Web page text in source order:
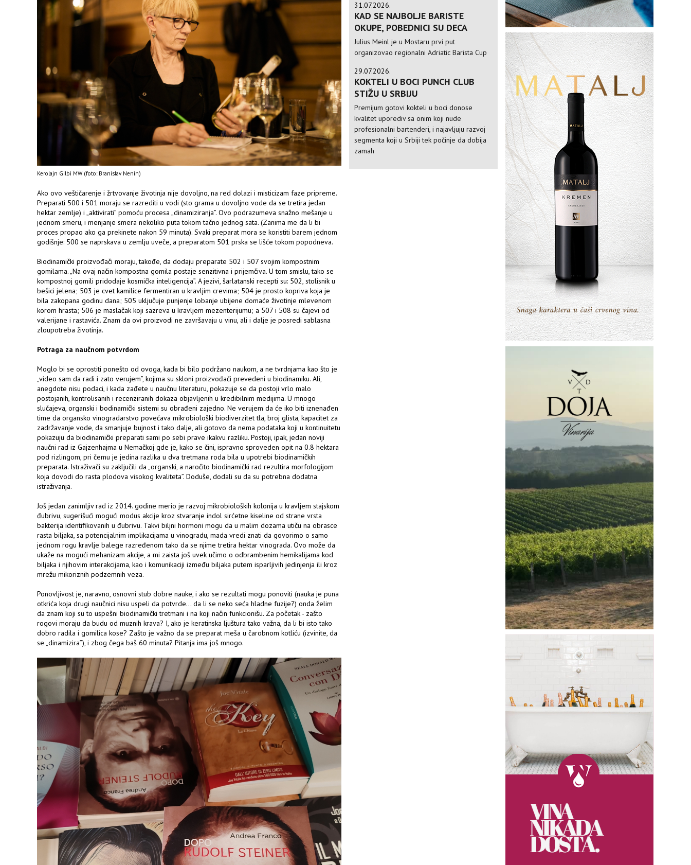
Kerolajn Gilbi MW (foto: Branislav Nenin)
Ako ovo veštičarenje i žrtvovanje životinja nije dovoljno, na red dolazi i misticizam faze pripreme.
Preparati 500 i 501 moraju se razrediti u vodi (sto grama u dovoljno vode da se tretira jedan
hektar zemlje) i „aktivirati” pomoću procesa „dinamiziranja”. Ovo podrazumeva snažno mešanje u
jednom smeru, i menjanje smera nekoliko puta tokom tačno jednog sata. (Zanima me da li bi
proces propao ako ga prekinete nakon 59 minuta). Svaki preparat mora se koristiti barem jednom
godišnje: 500 se naprskava u zemlju uveče, a preparatom 501 prska se lišće tokom popodneva.
Biodinamički proizvođači moraju, takođe, da dodaju preparate 502 i 507 svojim kompostnim
gomilama. „Na ovaj način kompostna gomila postaje senzitivna i prijemčiva. U tom smislu, tako se
kompostnoj gomili pridodaje kosmička inteligencija”. A jezivi, šarlatanski recepti su: 502, stolisnik u
bešici jelena; 503 je cvet kamilice fermentiran u kravljim crevima; 504 je prosto kopriva koja je
bila zakopana godinu dana; 505 uključuje punjenje lobanje ubijene domaće životinje mlevenom
korom hrasta; 506 je maslačak koji sazreva u kravljem mezenterijumu; a 507 i 508 su čajevi od
valerijane i rastavića. Znam da ovi proizvodi ne završavaju u vinu, ali i dalje je posredi sablasna
zloupotreba životinja.
Potraga za naučnom potvrdom
Moglo bi se oprostiti ponešto od ovoga, kada bi bilo podržano naukom, a ne tvrdnjama kao što je
„video sam da radi i zato verujem”, kojima su skloni proizvođači prevedeni u biodinamiku. Ali,
anegdote nisu podaci, i kada zađete u naučnu literaturu, pokazuje se da postoji vrlo malo
postojanih, kontrolisanih i recenziranih dokaza objavljenih u kredibilnim medijima. U mnogo
slučajeva, organski i bodinamički sistemi su obrađeni zajedno. Ne verujem da će iko biti iznenađen
time da organsko vinogradarstvo povećava mikrobiološki biodiverzitet tla, broj glista, kapacitet za
zadržavanje vode, da smanjuje bujnost i tako dalje, ali gotovo da nema podataka koji u kontinuitetu
pokazuju da biodinamički preparati sami po sebi prave ikakvu razliku. Postoji, ipak, jedan noviji
naučni rad iz Gajzenhajma u Nemačkoj gde je, kako se čini, ispravno sproveden opit na 0.8 hektara
pod rizlingom, pri čemu je jedina razlika u dva tretmana roda bila u upotrebi biodinamičkih
preparata. Istraživači su zaključili da „organski, a naročito biodinamički rad rezultira morfologijom
koja dovodi do rasta plodova visokog kvaliteta”. Doduše, dodali su da su potrebna dodatna
istraživanja.
Još jedan zanimljiv rad iz 2014. godine merio je razvoj mikrobioloških kolonija u kravljem stajskom
đubrivu, sugerišući mogući modus akcije kroz stvaranje indol sirćetne kiseline od strane vrsta
bakterija identifikovanih u đubrivu. Takvi biljni hormoni mogu da u malim dozama utiču na obrasce
rasta biljaka, sa potencijalnim implikacijama u vinogradu, mada vredi znati da govorimo o samo
jednom rogu kravlje balege razređenom tako da se njime tretira hektar vinograda. Ovo može da
ukaže na mogući mehanizam akcije, a mi zaista još uvek učimo o odbrambenim hemikalijama kod
biljaka i njihovim interakcijama, kao i komunikaciji između biljaka putem isparljivih jedinjenja ili kroz
mrežu mikoriznih podzemnih veza.
Ponovljivost je, naravno, osnovni stub dobre nauke, i ako se rezultati mogu ponoviti (nauka je puna
otkrića koja drugi naučnici nisu uspeli da potvrde... da li se neko seća hladne fuzije?) onda želim
da znam koji su to uspešni biodinamički tretmani i na koji način funkcionišu. Za početak - zašto
rogovi moraju da budu od muznih krava? I, ako je keratinska ljuštura tako važna, da li bi isto tako
dobro radila i gomilica kose? Zašto je važno da se preparat meša u čarobnom kotliću (izvinite, da
se „dinamizira”), i zbog čega baš 60 minuta? Pitanja ima još mnogo.
31.07.2026.
KAD SE NAJBOLJE BARISTE
OKUPE, POBEDNICI SU DECA
Julius Meinl je u Mostaru prvi put
organizovao regionalni Adriatic Barista Cup
29.07.2026.
KOKTELI U BOCI PUNCH CLUB
STIŽU U SRBIJU
Premijum gotovi kokteli u boci donose
kvalitet uporediv sa onim koji nude
profesionalni bartenderi, i najavljuju razvoj
segmenta koji u Srbiji tek počinje da dobija
zamah